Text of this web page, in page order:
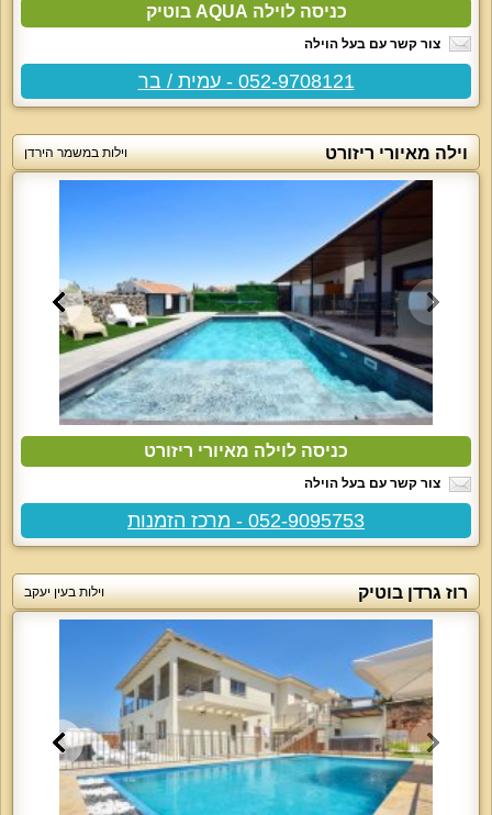
כניסה לוילה AQUA בוטיק
צור קשר עם בעל הוילה
052-9708121 - עמית / בר
וילה מאיורי ריזורט וילות במשמר הירדן
כניסה לוילה מאיורי ריזורט
צור קשר עם בעל הוילה
052-9095753 - מרכז הזמנות
רוז גרדן בוטיק וילות בעין יעקב